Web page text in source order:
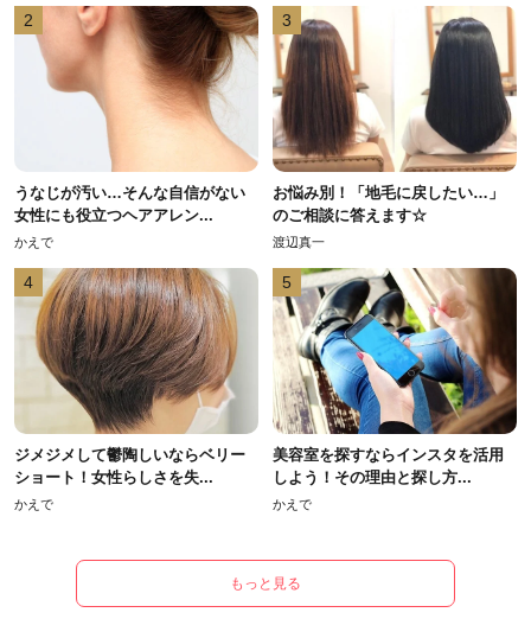
2
うなじが汚い…そんな自信がない
女性にも役立つヘアアレン...
かえで
3
お悩み別！「地毛に戻したい…」
のご相談に答えます☆
渡辺真一
4
ジメジメして鬱陶しいならベリー
ショート！女性らしさを失...
かえで
5
美容室を探すならインスタを活用
しよう！その理由と探し方...
かえで
もっと見る